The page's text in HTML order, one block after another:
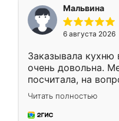
Мальвина
6 августа 2026
Заказывала кухню
очень довольна.
посчитала, на
Замерщик приехал
делу со всей
за день, ребята
Читать полностью